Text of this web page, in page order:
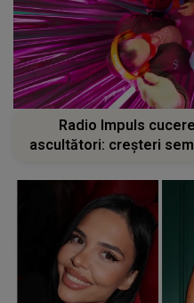
Radio Impuls
ascultători: creșteri